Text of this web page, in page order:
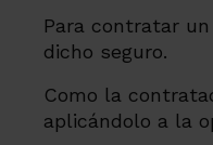
Para contratar
dicho seguro.
Como la
aplicándolo a la